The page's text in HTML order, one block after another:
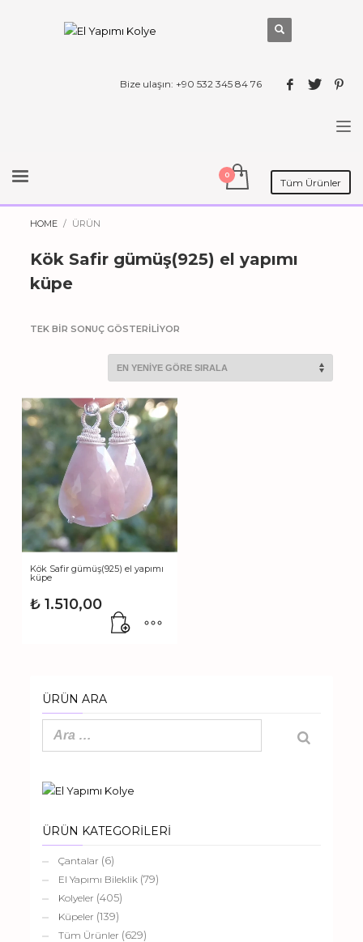
Bize ulaşın: +90 532 345 84 76
Tüm Ürünler
HOME ÜRÜN
Kök Safir gümüş(925) el yapımı
küpe
TEK BIR SONUÇ GÖSTERILIYOR
Kök Safir gümüş(925) el yapımı
küpe
₺ 1.510,00
ÜRÜN ARA
ÜRÜN KATEGORİLERİ
Çantalar (6)
El Yapımı Bileklik (79)
Kolyeler (405)
Küpeler (139)
Tüm Ürünler (629)